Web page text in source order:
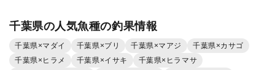
千葉県の人気魚種の釣果情報
千葉県×マダイ 千葉県×ブリ 千葉県×マアジ
千葉県×カサゴ
千葉県×ヒラメ
千葉県×イサキ 千葉県×ヒラマサ